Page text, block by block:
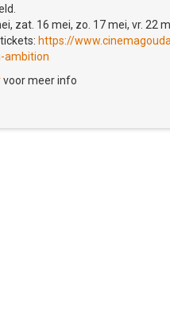
aan hoe het niveau
Hierdoor is het voor jou als
niveau waarop een cursus kan
Dankzij deze
voldoet. Op de website van
zat. 16 mei, zo. 17 mei, vr. 22
https://
ambition
voor meer info